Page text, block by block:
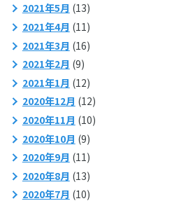
2021年5月 (13)
2021年4月 (11)
2021年3月 (16)
2021年2月 (9)
2021年1月 (12)
2020年12月 (12)
2020年11月 (10)
2020年10月 (9)
2020年9月 (11)
2020年8月 (13)
2020年7月 (10)